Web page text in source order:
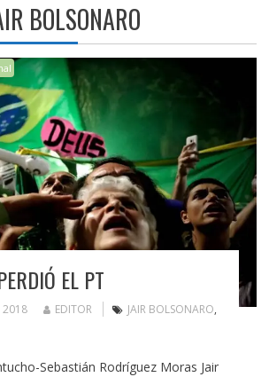
BOLSONARO
EL PT
2018 EDITOR JAIR BOLSONARO,
Sebastián Rodríguez Moras Jair